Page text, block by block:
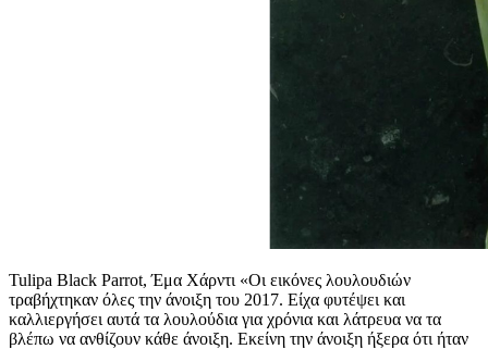
Tulipa Black Parrot, Έμα Χάρντι «Οι εικόνες λουλουδιών
τραβήχτηκαν όλες την άνοιξη του 2017. Είχα φυτέψει και
καλλιεργήσει αυτά τα λουλούδια για χρόνια και λάτρευα να τα
βλέπω να ανθίζουν κάθε άνοιξη. Εκείνη την άνοιξη ήξερα ότι ήταν